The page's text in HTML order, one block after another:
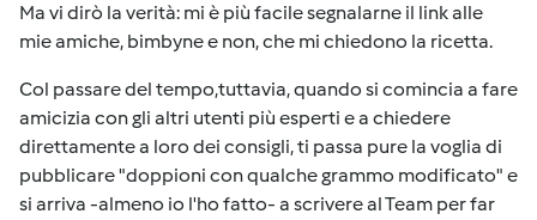
Ma vi dirò la verità: mi è più facile segnalarne il link alle
mie amiche, bimbyne e non, che mi chiedono la ricetta.
Col passare del tempo,tuttavia, quando si comincia a fare
amicizia con gli altri utenti più esperti e a chiedere
direttamente a loro dei consigli, ti passa pure la voglia di
pubblicare "doppioni con qualche grammo modificato" e
si arriva -almeno io l'ho fatto- a scrivere al Team per far